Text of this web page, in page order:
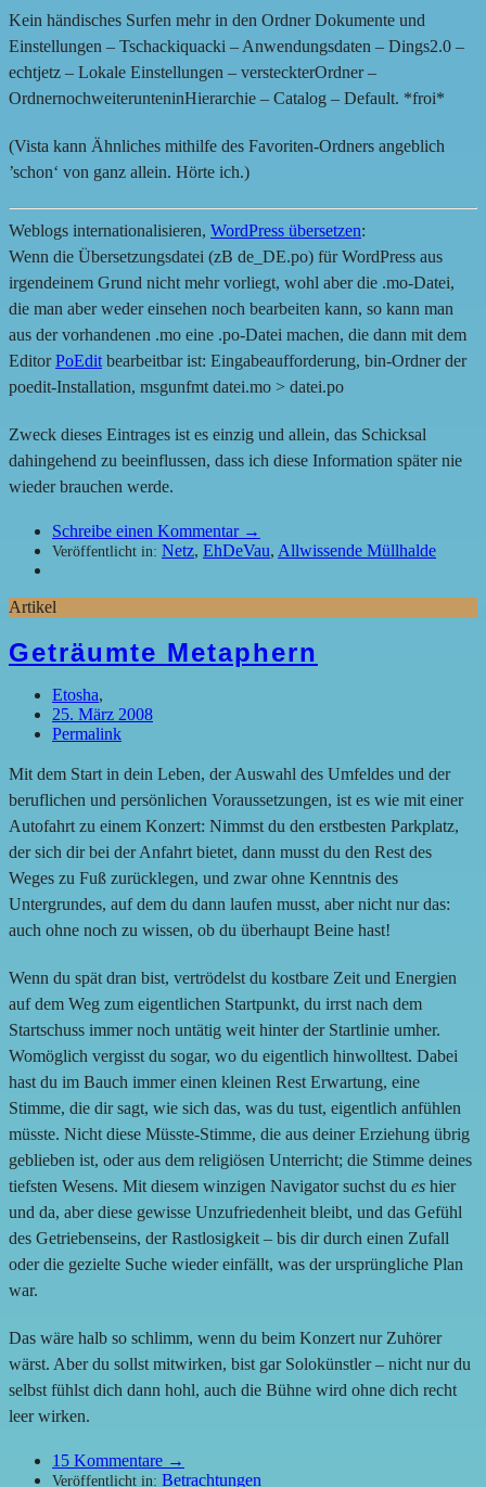
Kein händisches Surfen mehr in den Ordner Dokumente und
Einstellungen – Tschackiquacki – Anwendungsdaten – Dings2.0 –
echtjetz – Lokale Einstellungen – versteckterOrdner –
OrdnernochweiterunteninHierarchie – Catalog – Default. *froi*
(Vista kann Ähnliches mithilfe des Favoriten-Ordners angeblich
’schon‘ von ganz allein. Hörte ich.)
Weblogs internationalisieren, WordPress übersetzen:
Wenn die Übersetzungsdatei (zB de_DE.po) für WordPress aus
irgendeinem Grund nicht mehr vorliegt, wohl aber die .mo-Datei,
die man aber weder einsehen noch bearbeiten kann, so kann man
aus der vorhandenen .mo eine .po-Datei machen, die dann mit dem
EditorPoEdit bearbeitbar ist: Eingabeaufforderung, bin-Ordner der
poedit-Installation, msgunfmt datei.mo > datei.po
Zweck dieses Eintrages ist es einzig und allein, das Schicksal
dahingehend zu beeinflussen, dass ich diese Information später nie
wieder brauchen werde.
Schreibe einen Kommentar →
Veröffentlicht in: Netz, EhDeVau, Allwissende Müllhalde
Artikel
Geträumte Metaphern
Etosha,
25. März 2008
Permalink
Mit dem Start in dein Leben, der Auswahl des Umfeldes und der
beruflichen und persönlichen Voraussetzungen, ist es wie mit einer
Autofahrt zu einem Konzert: Nimmst du den erstbesten Parkplatz,
der sich dir bei der Anfahrt bietet, dann musst du den Rest des
Weges zu Fuß zurücklegen, und zwar ohne Kenntnis des
Untergrundes, auf dem du dann laufen musst, aber nicht nur das:
auch ohne noch zu wissen, ob du überhaupt Beine hast!
Wenn du spät dran bist, vertrödelst du kostbare Zeit und Energien
auf dem Weg zum eigentlichen Startpunkt, du irrst nach dem
Startschuss immer noch untätig weit hinter der Startlinie umher.
Womöglich vergisst du sogar, wo du eigentlich hinwolltest. Dabei
hast du im Bauch immer einen kleinen Rest Erwartung, eine
Stimme, die dir sagt, wie sich das, was du tust, eigentlich anfühlen
müsste. Nicht diese Müsste-Stimme, die aus deiner Erziehung übrig
geblieben ist, oder aus dem religiösen Unterricht; die Stimme deines
tiefsten Wesens. Mit diesem winzigen Navigator suchst du es hier
und da, aber diese gewisse Unzufriedenheit bleibt, und das Gefühl
des Getriebenseins, der Rastlosigkeit – bis dir durch einen Zufall
oder die gezielte Suche wieder einfällt, was der ursprüngliche Plan
war.
Das wäre halb so schlimm, wenn du beim Konzert nur Zuhörer
wärst. Aber du sollst mitwirken, bist gar Solokünstler – nicht nur du
selbst fühlst dich dann hohl, auch die Bühne wird ohne dich recht
leer wirken.
15 Kommentare →
Veröffentlicht in: Betrachtungen